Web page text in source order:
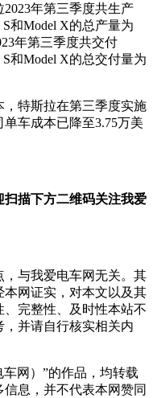
年第三季度共生产
S和Model X的总产量为
年第三季度共交付
S和Model X的总交付量为
特斯拉在第三季度实施
车成本已降至3.75万美
描下方二维码关注我爱
与我爱电车网无关。其
本网证实，对本文以及其
完整性、及时性本站不
并请自行核实相关内
网）”的作品，均转载
息，并不代表本网赞同